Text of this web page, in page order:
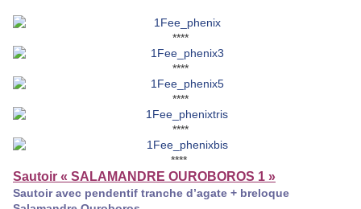
****
****
****
****
****
Sautoir « SALAMANDRE OUROBOROS 1 »
Sautoir avec pendentif tranche d’agate + breloque